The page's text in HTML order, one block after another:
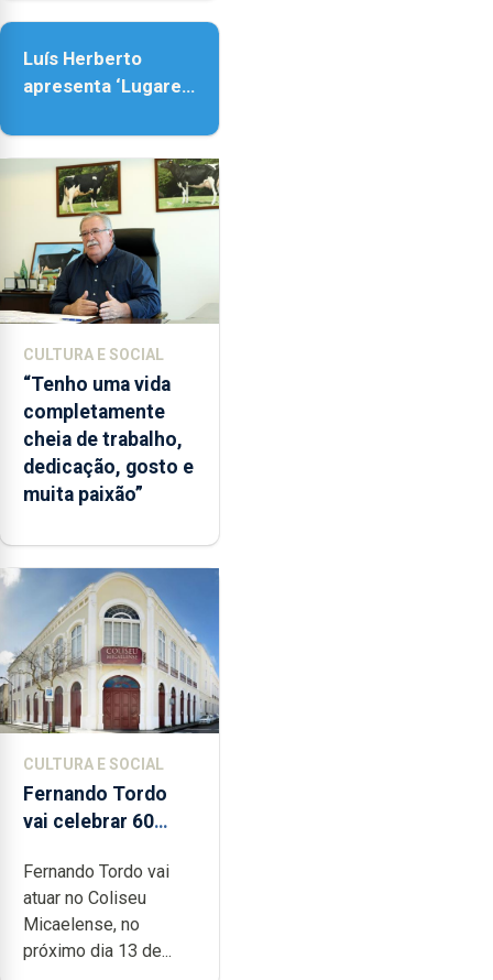
Luís Herberto
apresenta ‘Lugares
CULTURA E SOCIAL
“Tenho uma vida
completamente
cheia de trabalho,
dedicação, gosto e
muita paixão”
CULTURA E SOCIAL
Fernando Tordo
vai celebrar 60
Coliseu
Micaelense
Fernando Tordo vai
atuar no Coliseu
Micaelense, no
próximo dia 13 de...